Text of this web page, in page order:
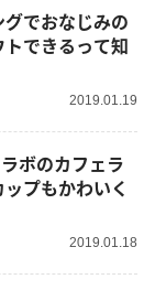
グでおなじみの
トできるって知
2019.01.19
ボのカフェラ
プもかわいく
2019.01.18